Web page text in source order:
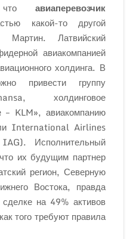
что авиаперевозчик
какой-то другой
Мартин. Латвийский
авиакомпанией
холдинга. В
привести группу
холдинговое
– KLM», авиакомпанию
International Airlines
Исполнительный
их будущим партнер
регион, Северную
Востока, правда
на 49% активов
того требуют правила